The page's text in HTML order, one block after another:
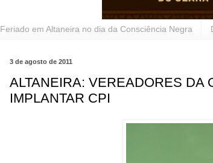
Feriado em Altaneira no dia da Consciência Negra
3 de agosto de 2011
ALTANEIRA: VEREADORES DA
IMPLANTAR CPI